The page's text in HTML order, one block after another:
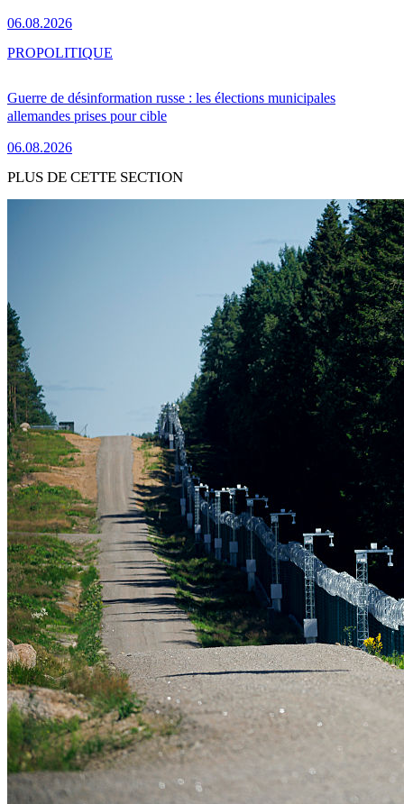
06.08.2026
Guerre de désinformation russe : les élections municipales
allemandes prises pour cible
06.08.2026
PROPOLITIQUE
PLUS DE CETTE SECTION